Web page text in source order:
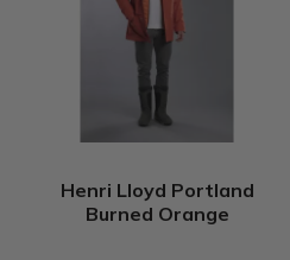
Henri Lloyd Portland
Burned Orange